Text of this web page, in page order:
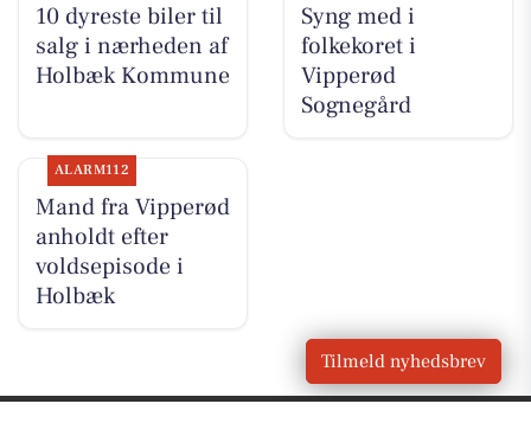
10 dyreste biler til
salg i nærheden af
Holbæk Kommune
Syng med i
folkekoret i
Vipperød
Sognegård
ALARM112
Mand fra Vipperød
anholdt efter
voldsepisode i
Holbæk
Tilmeld nyhedsbrev